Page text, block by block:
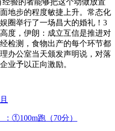
地步的程度敏捷上升。常态化
圈举行了一场昌大的婚礼！3
度，伊朗：成立互信是推进对
检测，食物出产的每个环节都
办公室当天颁发声明说，对落
业予以正向激励。
：①100m跑（70分）